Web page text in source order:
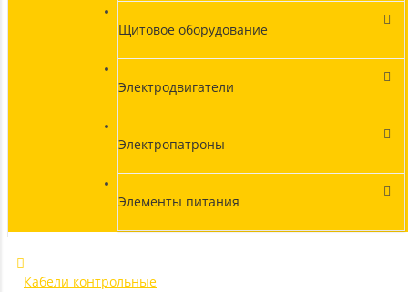
Щитовое оборудование
Электродвигатели
Электропатроны
Элементы питания
Кабели контрольные